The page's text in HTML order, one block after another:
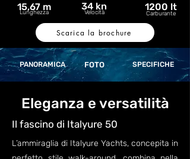
15,67 m
Lunghezza
34 kn
Velocità 1200 lt
Carburante
Scarica la brochure
PANORAMICA FOTO SPECIFICHE
Eleganza e versatilità
Il fascino di Italyure 50
L’ammiraglia di Italyure Yachts, concepita in